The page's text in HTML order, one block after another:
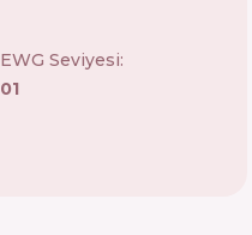
EWG Seviyesi:
01